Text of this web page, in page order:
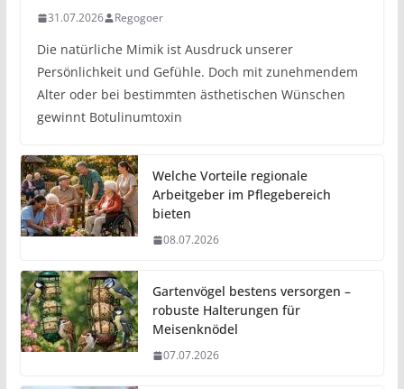
31.07.2026 Regogoer
Die natürliche Mimik ist Ausdruck unserer
Persönlichkeit und Gefühle. Doch mit zunehmendem
Alter oder bei bestimmten ästhetischen Wünschen
gewinnt Botulinumtoxin
Welche Vorteile regionale
Arbeitgeber im Pflegebereich
bieten
08.07.2026
Gartenvögel bestens versorgen –
robuste Halterungen für
Meisenknödel
07.07.2026